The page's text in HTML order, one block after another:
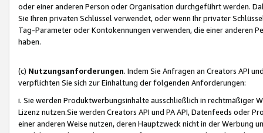
oder einer anderen Person oder Organisation durchgeführt werden.
Sie Ihren privaten Schlüssel verwendet, oder wenn Ihr privater
Tag-Parameter oder Kontokennungen verwenden, die einer anderen
haben.
(c) Nutzungsanforderungen. Indem Sie Anfragen an Creators API
verpflichten Sie sich zur Einhaltung der folgenden Anforderungen:
i. Sie werden Produktwerbungsinhalte ausschließlich in rechtmäßiger
Lizenz nutzen.Sie werden Creators API und PA API, Datenfeeds oder
einer anderen Weise nutzen, deren Hauptzweck nicht in der Werbung